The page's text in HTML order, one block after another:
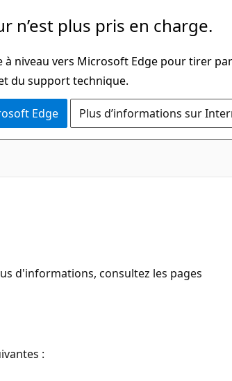
n’est plus pris en charge.
à niveau vers Microsoft Edge pour tirer
du support technique.
Edge Plus d’informations sur
d'informations, consultez les pages
: